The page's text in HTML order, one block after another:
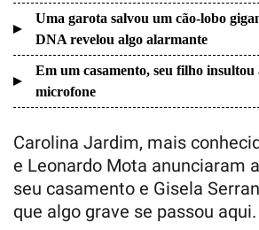
Uma garota salvou um cão-lobo
DNA revelou algo alarmante
Em um casamento, seu filho insultou
microfone
Carolina Jardim, mais
e Leonardo Mota anunciaram
seu casamento e Gisela
que algo grave se passou aqui.